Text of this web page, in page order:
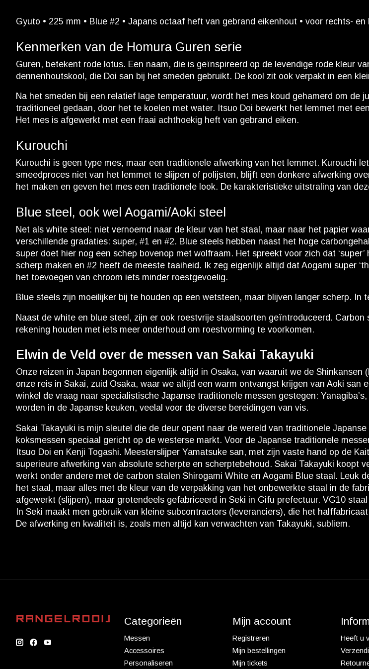
Gyuto • 225 mm • Blue #2 • Japans octaaf heft van gebrand eikenhout • voor rechts-
Kenmerken van de Homura Guren serie
Guren, betekent rode lotus. Een naam, die is geïnspireerd op de levendige rode kleur
dennenhoutskool, die Doi san bij het smeden gebruikt. De kool zit ook verpakt in een
Na het smeden bij een relatief lage temperatuur, wordt het mes koud gehamerd om de
traditioneel gedaan, door het te koelen met water. Itsuo Doi bewerkt het lemmet met
Het mes is afgewerkt met een fraai achthoekig heft van gebrand eiken.
Kurouchi
Kurouchi is geen type mes, maar een traditionele afwerking van het lemmet. Kurouchi
smeedproces niet van het lemmet te slijpen of polijsten, blijft een donkere afwerking
het maken en geven het mes een traditionele look. De karakteristieke uitstraling van
Blue steel, ook wel Aogami/Aoki steel
Net als white steel: niet vernoemd naar de kleur van het staal, maar naar het papier
verschillende gradaties: super, #1 en #2. Blue steels hebben naast het hoge
super doet hier nog een schep bovenop met wolfraam. Het spreekt voor zich dat
scherp maken en #2 heeft de meeste taaiheid. Ik zeg eigenlijk altijd dat Aogami super
het toevoegen van chroom iets minder roestgevoelig.
Blue steels zijn moeilijker bij te houden op een wetsteen, maar blijven langer scherp.
Naast de white en blue steel, zijn er ook roestvrije staalsoorten geïntroduceerd.
rekening houden met iets meer onderhoud om roestvorming te voorkomen.
Elwin de Veld over de messen van Sakai Takayuki
Onze reizen in Japan begonnen eigenlijk altijd in Osaka, van waaruit we de
onze reis in Sakai, zuid Osaka, waar we altijd een warm ontvangst krijgen van Aoki san
winkel de vraag naar specialistische Japanse traditionele messen gestegen:
worden in de Japanse keuken, veelal voor de diverse bereidingen van vis.
Sakai Takayuki is mijn sleutel die de deur opent naar de wereld van traditionele
koksmessen speciaal gericht op de westerse markt. Voor de Japanse traditionele
Itsuo Doi en Kenji Togashi. Meesterslijper Yamatsuke san, met zijn vaste hand op de
superieure afwerking van absolute scherpte en scherptebehoud. Sakai Takayuki koopt
werkt onder andere met de carbon stalen Shirogami White en Aogami Blue staal. Leuk
het staal, maar alles met de kleur van de verpakking van het onbewerkte staal in de
afgewerkt (slijpen), maar grotendeels gefabriceerd in Seki in Gifu prefectuur. VG10
In Seki maakt men gebruik van kleine subcontractors (leveranciers), die het
De afwerking en kwaliteit is, zoals men altijd kan verwachten van Takayuki, subliem.
Categorieën
Messen
Accessoires
Personaliseren
Mijn account
Registreren
Mijn bestellingen
Mijn tickets
Heeft u